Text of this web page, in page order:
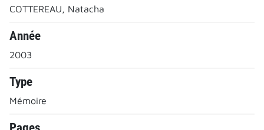
COTTEREAU, Natacha
Année
2003
Type
Mémoire